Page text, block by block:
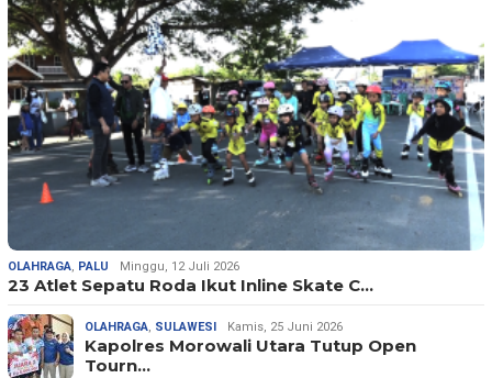
OLAHRAGA, PALU Minggu, 12 Juli 2026
23 Atlet Sepatu Roda Ikut Inline Skate C…
OLAHRAGA, SULAWESI Kamis, 25 Juni 2026
Kapolres Morowali Utara Tutup Open
Tourn…